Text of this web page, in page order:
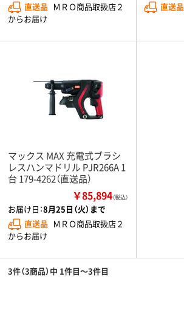
直送品 ＭＲＯ商品取扱店２
からお届け
直送品
マックス MAX 充電式ブラシ
レスハンマドリル PJR266A 1
台 179-4262（直送品）
￥85,894（税込）
お届け日：8月25日（火）まで
直送品 ＭＲＯ商品取扱店２
からお届け
3件（3商品）中 1件目～3件目